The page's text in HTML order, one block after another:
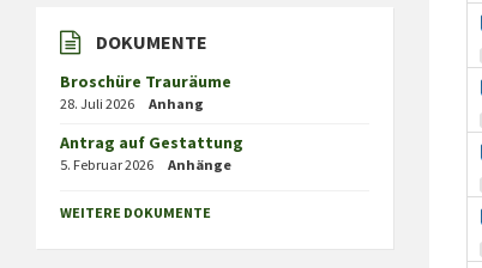
DOKUMENTE
Broschüre Trauräume
28. Juli 2026 Anhang
Antrag auf Gestattung
5. Februar 2026 Anhänge
WEITERE DOKUMENTE